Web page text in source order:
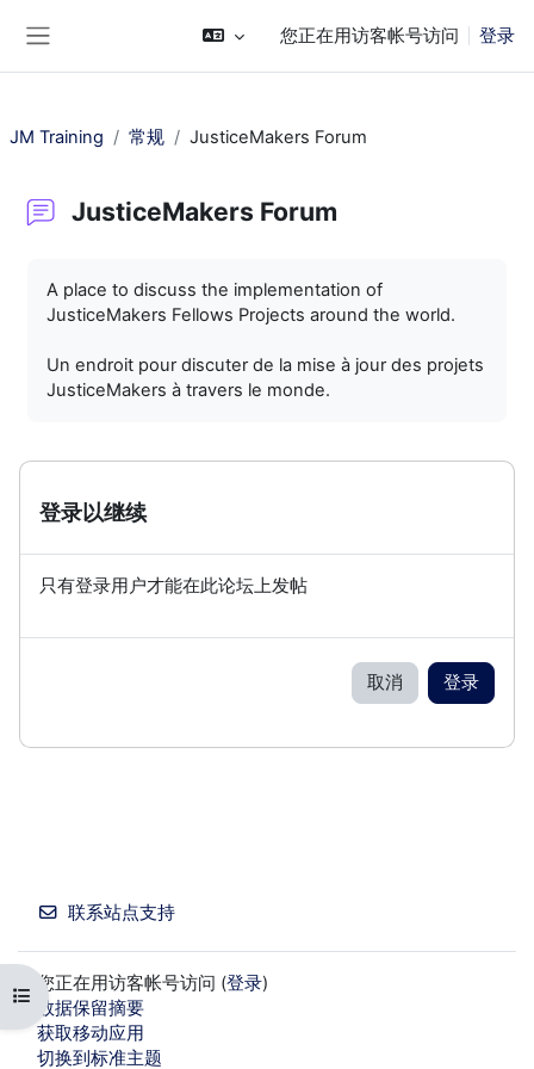
您正在用访客帐号访问 登录
打开课程索引
JM Training 常规 JusticeMakers Forum
JusticeMakers Forum
A place to discuss the implementation of
JusticeMakers Fellows Projects around the world.
Un endroit pour discuter de la mise à jour des projets
JusticeMakers à travers le monde.
登录以继续
只有登录用户才能在此论坛上发帖
取消 登录
联系站点支持
您正在用访客帐号访问 (登录)
‎数据保留摘要‎
获取移动应用
切换到标准主题